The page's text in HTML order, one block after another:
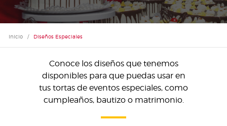
Inicio / Diseños Especiales
Conoce los diseños que tenemos
disponibles para que puedas usar en
tus tortas de eventos especiales, como
cumpleaños, bautizo o matrimonio.